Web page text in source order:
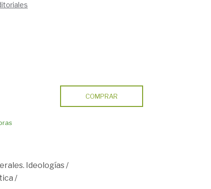
COMPRAR
Ideologías/
/